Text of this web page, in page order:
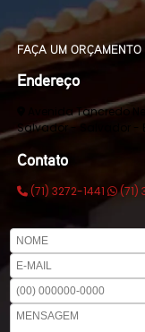
FAÇA UM
Endereço
Avenida Tancredo
Salvador - Salvador -
Contato
(71) 3272-1441 (71)